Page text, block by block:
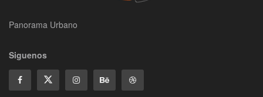
Panorama Urbano
Siguenos